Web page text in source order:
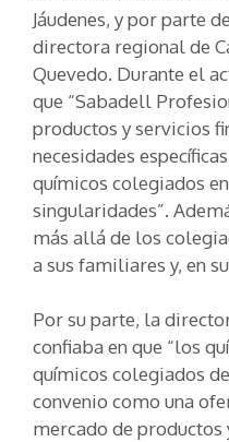
Jáudenes, y por parte
directora regional de
Quevedo. Durante el
que “Sabadell
productos y servicios
necesidades
químicos colegiados
singularidades”.
más allá de los
a sus familiares y, en
Por su parte, la
confiaba en que “los
químicos colegiados
convenio como una
mercado de productos